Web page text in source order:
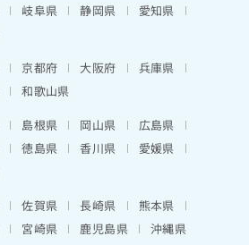
岐阜県 静岡県
愛知県
京都府 大阪府
兵庫県
和歌山県
島根県 岡山県
広島県
徳島県 香川県
愛媛県
佐賀県 長崎県
熊本県
宮崎県 鹿児島県 沖縄県